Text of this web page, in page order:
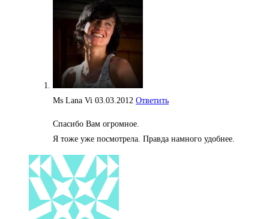
Ms Lana Vi 03.03.2012 Ответить
Спасибо Вам огромное.
Я тоже уже посмотрела. Правда намного удобнее.